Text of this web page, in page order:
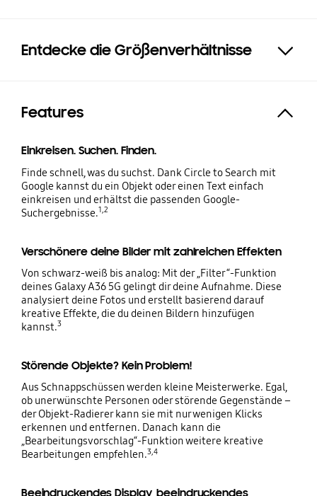
Entdecke die Größenverhältnisse
Features
Einkreisen. Suchen. Finden.
Finde schnell, was du suchst. Dank Circle to Search mit
Google kannst du ein Objekt oder einen Text einfach
einkreisen und erhältst die passenden Google-
Suchergebnisse.1,2
Verschönere deine Bilder mit zahlreichen Effekten
Von schwarz-weiß bis analog: Mit der „Filter“-Funktion
deines Galaxy A36 5G gelingt dir deine Aufnahme. Diese
analysiert deine Fotos und erstellt basierend darauf
kreative Effekte, die du deinen Bildern hinzufügen
kannst.3
Störende Objekte? Kein Problem!
Aus Schnappschüssen werden kleine Meisterwerke. Egal,
ob unerwünschte Personen oder störende Gegenstände –
der Objekt-Radierer kann sie mit nur wenigen Klicks
erkennen und entfernen. Danach kann die
„Bearbeitungsvorschlag“-Funktion weitere kreative
Bearbeitungen empfehlen.3,4